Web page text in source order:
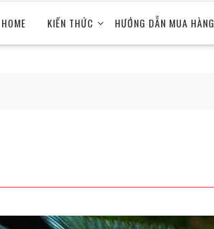
HOME KIẾN THỨC HƯỚNG DẪN MUA HÀNG